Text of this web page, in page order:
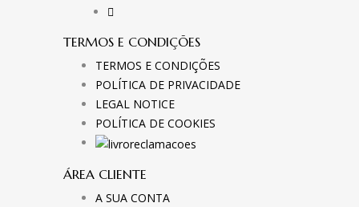
TERMOS E CONDIÇÕES
TERMOS E CONDIÇÕES
POLÍTICA DE PRIVACIDADE
LEGAL NOTICE
POLÍTICA DE COOKIES
ÁREA CLIENTE
A SUA CONTA